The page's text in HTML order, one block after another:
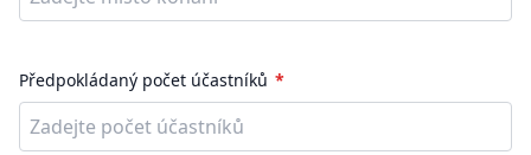
Předpokládaný počet účastníků